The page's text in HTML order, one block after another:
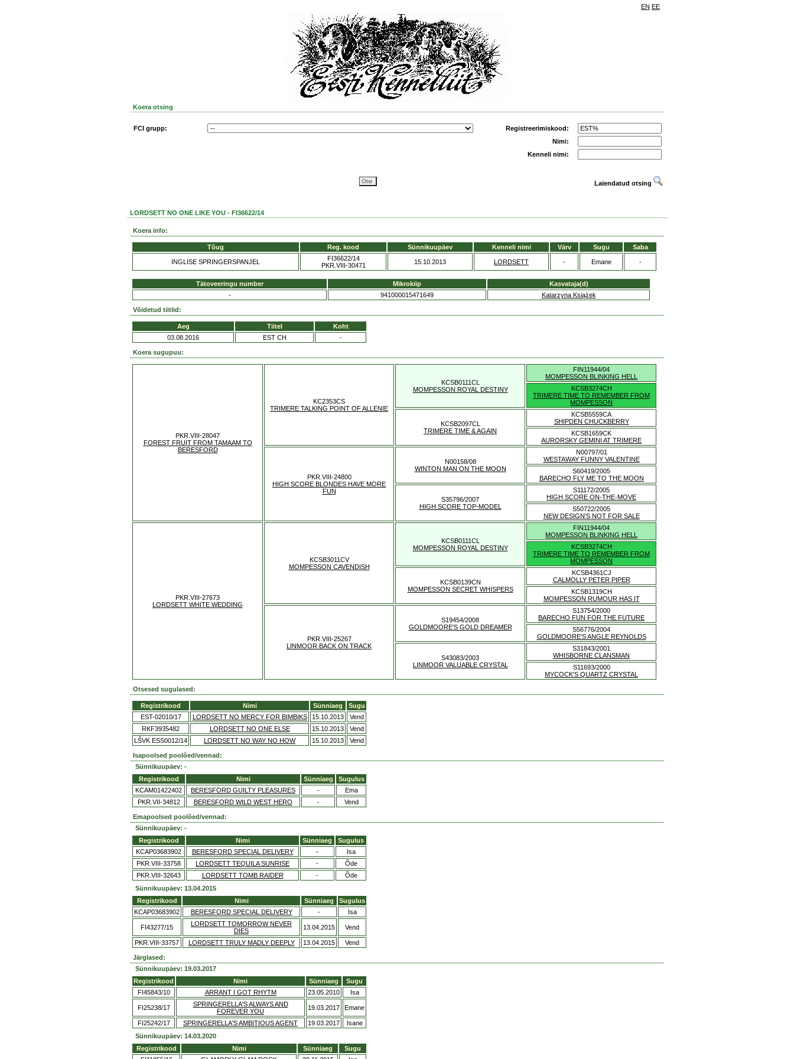
EN EE
Koera otsing
FCI grupp:
Registreerimiskood:
Nimi:
Kenneli nimi:
Laiendatud otsing
LORDSETT NO ONE LIKE YOU - FI36622/14
Koera info:
Tõug Reg. kood Sünnikuupäev Kenneli nimi Värv Sugu Saba
INGLISE SPRINGERSPANJEL
FI36622/14
PKR.VIII-30471
15.10.2013 LORDSETT - Emane -
Tätoveeringu number Mikrokiip
Kasvataja(d)
-
941000015471649 Katarzyna Książek
Võidetud tiitlid:
Aeg Tiitel
Koht
03.08.2016
EST CH -
Koera sugupuu:
PKR.VIII-28047
FOREST FRUIT FROM TAMAAM TO
BERESFORD
KC2353CS
TRIMERE TALKING POINT OF ALLENIE
KCSB0111CL
MOMPESSON ROYAL DESTINY
FIN11944/04
MOMPESSON BLINKING HELL
KCSB3274CH
TRIMERE TIME TO REMEMBER FROM
MOMPESSON
KCSB2097CL
TRIMERE TIME & AGAIN
KCSB5559CA
SHIPDEN CHUCKBERRY
KCSB1659CK
AURORSKY GEMINI AT TRIMERE
PKR.VIII-24800
HIGH SCORE BLONDES HAVE MORE
FUN
N00158/08
WINTON MAN ON THE MOON
N00797/01
WESTAWAY FUNNY VALENTINE
S60419/2005
BARECHO FLY ME TO THE MOON
S35796/2007
HIGH SCORE TOP-MODEL
S11172/2005
HIGH SCORE ON-THE-MOVE
S50722/2005
NEW DESIGN'S NOT FOR SALE
PKR.VIII-27673
LORDSETT WHITE WEDDING
KCSB3011CV
MOMPESSON CAVENDISH
KCSB0111CL
MOMPESSON ROYAL DESTINY
FIN11944/04
MOMPESSON BLINKING HELL
KCSB3274CH
TRIMERE TIME TO REMEMBER FROM
MOMPESSON
KCSB0139CN
MOMPESSON SECRET WHISPERS
KCSB4361CJ
CALMOLLY PETER PIPER
KCSB1319CH
MOMPESSON RUMOUR HAS IT
PKR.VIII-25267
LINMOOR BACK ON TRACK
S19454/2008
GOLDMOORE'S GOLD DREAMER
S13754/2000
BARECHO FUN FOR THE FUTURE
S56776/2004
GOLDMOORE'S ANGLE REYNOLDS
S43083/2003
LINMOOR VALUABLE CRYSTAL
S31843/2001
WHISBORNE CLANSMAN
S11693/2000
MYCOCK'S QUARTZ CRYSTAL
Otsesed sugulased:
Registrikood Nimi Sünniaeg
Sugu
EST-02010/17
LORDSETT NO MERCY FOR BIMBIKS 15.10.2013
Vend
RKF3935482
LORDSETT NO ONE ELSE 15.10.2013
Vend
LŠVK ESS0012/14
LORDSETT NO WAY NO HOW 15.10.2013 Vend
Isapoolsed poolõed/vennad:
Sünnikuupäev: -
Registrikood
Nimi Sünniaeg
Sugulus
KCAM01422402
BERESFORD GUILTY PLEASURES -
Ema
PKR.VII-34812
BERESFORD WILD WEST HERO - Vend
Emapoolsed poolõed/vennad:
Sünnikuupäev: -
Registrikood
Nimi Sünniaeg
Sugulus
KCAP03683902
BERESFORD SPECIAL DELIVERY -
Isa
PKR.VIII-33758
LORDSETT TEQUILA SUNRISE -
Õde
PKR.VIII-32643
LORDSETT TOMB RAIDER -
Õde
Sünnikuupäev: 13.04.2015
Registrikood
Nimi Sünniaeg
Sugulus
KCAP03683902
BERESFORD SPECIAL DELIVERY - Isa
FI43277/15
LORDSETT TOMORROW NEVER
DIES
13.04.2015 Vend
PKR.VIII-33757 LORDSETT TRULY MADLY DEEPLY 13.04.2015 Vend
Järglased:
Sünnikuupäev: 19.03.2017
Registrikood
Nimi Sünniaeg
Sugu
FI45843/10
ARRANT I GOT RHYTM 23.05.2010 Isa
FI25238/17
SPRINGERELLA'S ALWAYS AND
FOREVER YOU
19.03.2017 Emane
FI25242/17 SPRINGERELLA'S AMBITIOUS AGENT 19.03.2017
Isane
Sünnikuupäev: 14.03.2020
Registrikood
Nimi Sünniaeg
Sugu